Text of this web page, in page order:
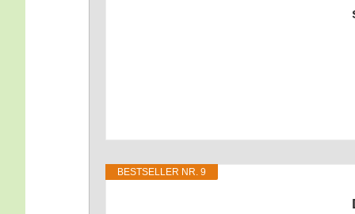
BEST­SEL­LER NR. 9